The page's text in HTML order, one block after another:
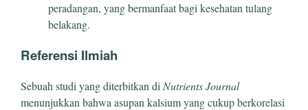
peradangan, yang bermanfaat bagi kesehatan tulang
belakang.
Referensi Ilmiah
Sebuah studi yang diterbitkan di Nutrients Journal
menunjukkan bahwa asupan kalsium yang cukup berkorelasi